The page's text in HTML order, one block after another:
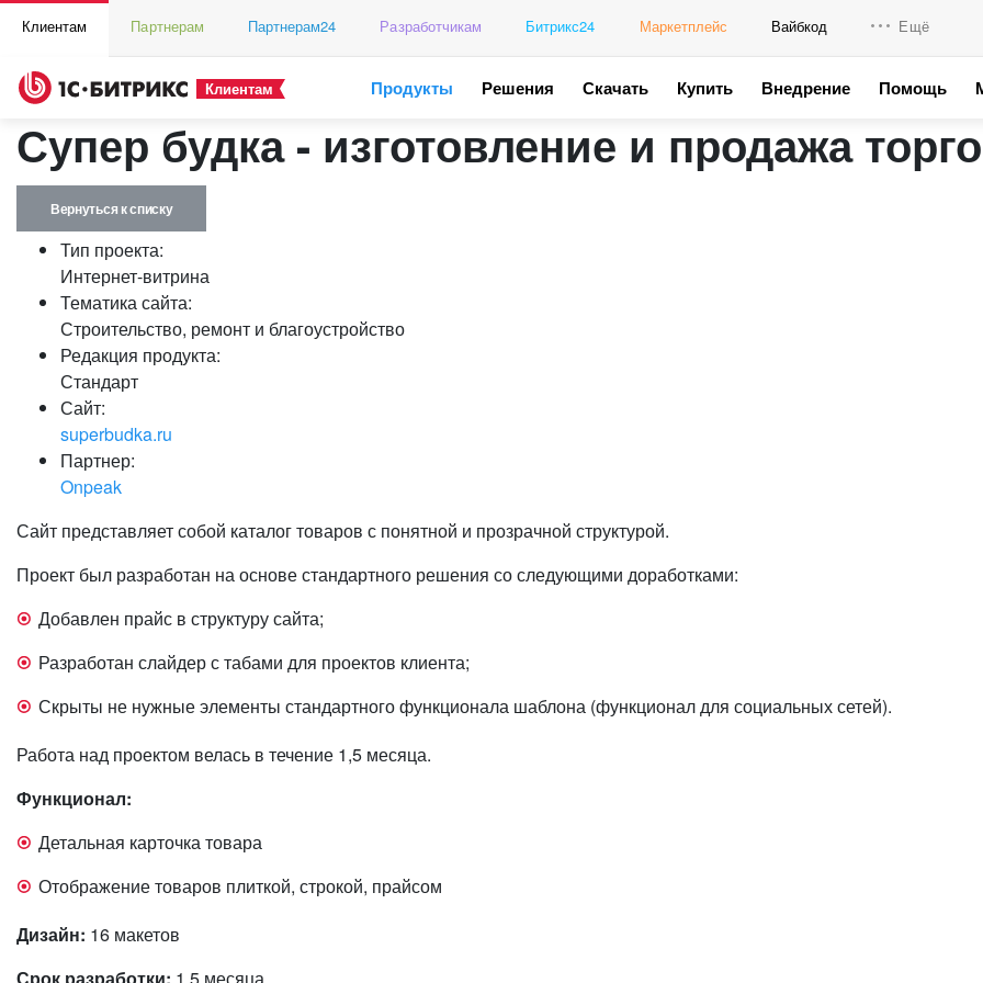
Клиентам Партнерам Партнерам24 Разработчикам Битрикс24 Маркетплейс Вайбкод Ещё
Клиентам Продукты Решения Скачать Купить Внедрение Помощь
Супер будка - изготовление и продажа
Вернуться к списку
Тип проекта:
Интернет-витрина
Тематика сайта:
Строительство, ремонт и благоустройство
Редакция продукта:
Стандарт
Сайт:
superbudka.ru
Партнер:
Onpeak
Сайт представляет собой каталог товаров с понятной и прозрачной структурой.
Проект был разработан на основе стандартного решения со следующими доработками:
Добавлен прайс в структуру сайта;
Разработан слайдер с табами для проектов клиента;
Скрыты не нужные элементы стандартного функционала шаблона (функционал для социальных сетей).
Работа над проектом велась в течение 1,5 месяца.
Функционал:
Детальная карточка товара
Отображение товаров плиткой, строкой, прайсом
Дизайн: 16 макетов